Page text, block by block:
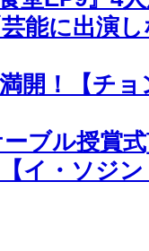
能に出演
開！【チ
ブル授賞
イ・ソジ